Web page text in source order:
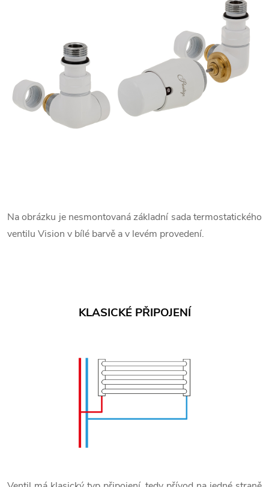
Na obrázku je nesmontovaná základní sada termostatického
ventilu Vision v bílé barvě a v levém provedení.
KLASICKÉ PŘIPOJENÍ